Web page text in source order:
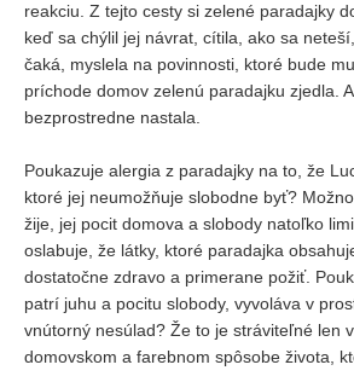
reakciu. Z tejto cesty si zelené paradajky
keď sa chýlil jej návrat, cítila, ako sa
čaká, myslela na povinnosti, ktoré bude
príchode domov zelenú paradajku zjedla.
bezprostredne nastala.
Poukazuje alergia z paradajky na to, že
ktoré jej neumožňuje slobodne byť?
žije, jej pocit domova a slobody natoľko
oslabuje, že látky, ktoré paradajka
dostatočne zdravo a primerane požiť.
patrí juhu a pocitu slobody, vyvoláva v
vnútorný nesúlad? Že to je stráviteľné len
domovskom a farebnom spôsobe života,